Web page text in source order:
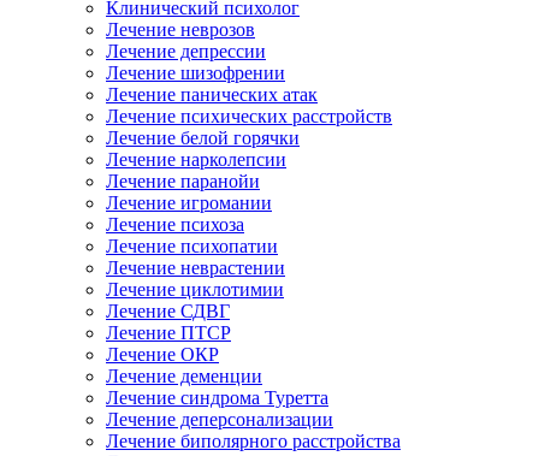
Клинический психолог
Лечение неврозов
Лечение депрессии
Лечение шизофрении
Лечение панических атак
Лечение психических расстройств
Лечение белой горячки
Лечение нарколепсии
Лечение паранойи
Лечение игромании
Лечение психоза
Лечение психопатии
Лечение неврастении
Лечение циклотимии
Лечение СДВГ
Лечение ПТСР
Лечение ОКР
Лечение деменции
Лечение синдрома Туретта
Лечение деперсонализации
Лечение биполярного расстройства